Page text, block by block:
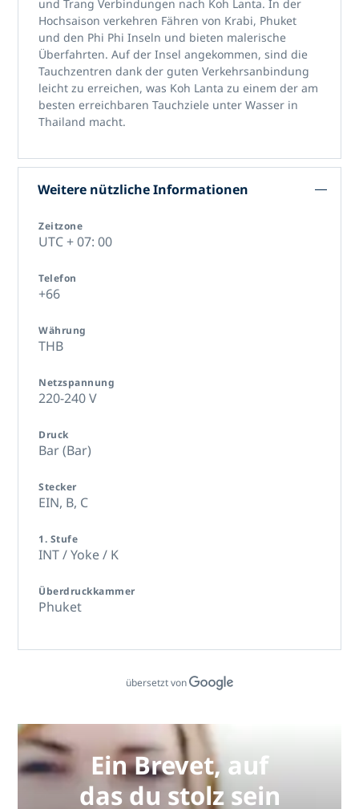
und Trang Verbindungen nach Koh Lanta. In der
Hochsaison verkehren Fähren von Krabi, Phuket
und den Phi Phi Inseln und bieten malerische
Überfahrten. Auf der Insel angekommen, sind die
Tauchzentren dank der guten Verkehrsanbindung
leicht zu erreichen, was Koh Lanta zu einem der am
besten erreichbaren Tauchziele unter Wasser in
Thailand macht.
Weitere nützliche Informationen
Zeitzone
UTC + 07: 00
Telefon
+66
Währung
THB
Netzspannung
220-240 V
Druck
Bar (Bar)
Stecker
EIN, B, C
1. Stufe
INT / Yoke / K
Überdruckkammer
Phuket
übersetzt von
Ein Brevet, auf
das du stolz sein